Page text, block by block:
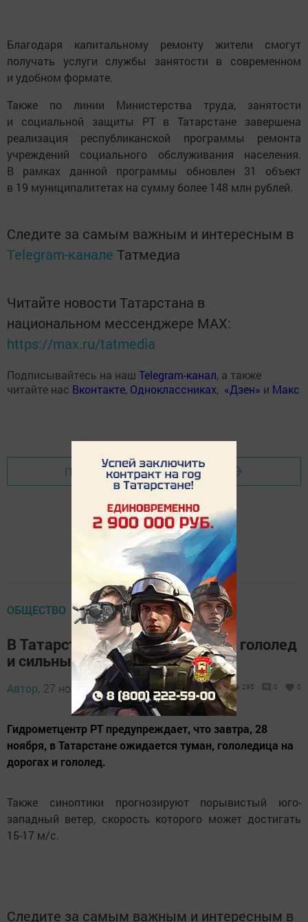
Благодаря капитальному ремонту жители смогут
получать услуги службы занятости в современном
и удобном формате.
Также по линии Министерства труда, занятости
и социальной защиты РТ в Татарстане завершена
реализация республиканской программы ремонта
учреждений социального обслуживания населения.
В рамках данной программы обновлен 31 объект
в 19 муниципалитетах на сумму более 148 млн рублей.
Следите за самым важным и интересным в
Telegram-канале Татмедиа
Читайте новости Татарстана в
национальном мессенджере MАХ:
https://max.ru/tatmedia
Подписывайтесь на наш Telegram-канал, а также
читайте нас Вконтакте, Одноклассниках, «Дзен» и Макс
Перейти на страницу новости
ОБЩЕСТВО
В Татарстане ожидается туман, гололед
и сильный ветер 28 ноября
Автор, 27 ноября 2025 - 13:16 295 0 0
Гидрометцентр РТ предупреждает, что завтра, 28
ноября, в Татарстане ожидается туман, гололедица на
дорогах и гололед.
Также синоптики прогнозируют порывистый юго-
западный ветер, скорость которого может достигать
15-17 м/с.
Следите за самым важным и интересным в